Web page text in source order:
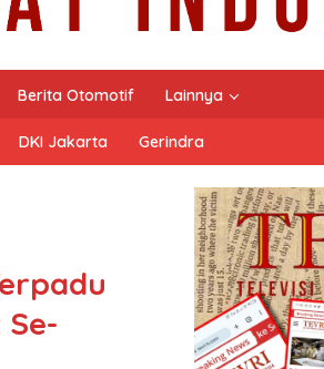
Berita Otomotif Lainnya
DKI Jakarta Gerindra